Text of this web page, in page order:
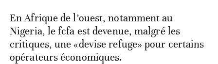
En Afrique de l’ouest, notamment au
Nigeria, le fcfa est devenue, malgré les
critiques, une «devise refuge» pour certains
opérateurs économiques.